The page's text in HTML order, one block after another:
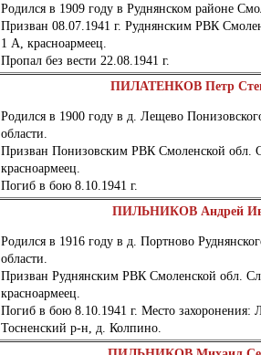
Родился в 1909 году в Руднянском районе
Призван 08.07.1941 г. Руднянским РВК
1 А, красноармеец.
Пропал без вести 22.08.1941 г.
ПИЛАТЕНКОВ Петр
Родился в 1900 году в д. Лещево
области.
Призван Понизовским РВК Смоленской
красноармеец.
Погиб в бою 8.10.1941 г.
ПИЛЬНИКОВ Андрей
Родился в 1916 году в д. Портново
области.
Призван Руднянским РВК Смоленской обл.
красноармеец.
Погиб в бою 8.10.1941 г. Место захоронения:
Тосненский р-н, д. Колпино.